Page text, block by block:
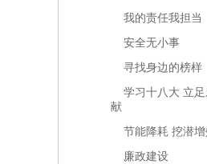
我的责任我担当
安全无小事
寻找身边的榜样
学习十八大 立
献
节能降耗 挖潜增
廉政建设